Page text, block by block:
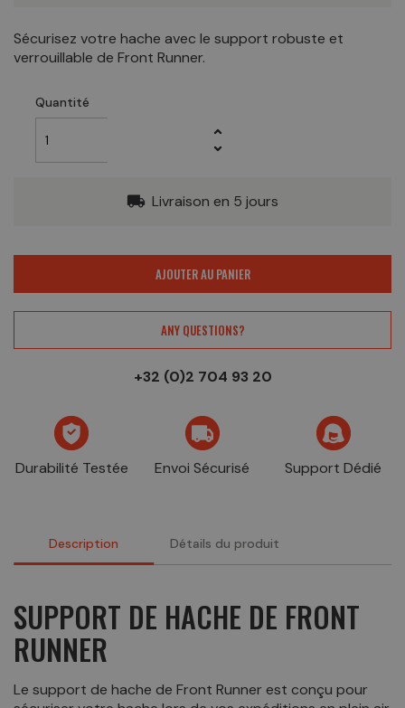
Sécurisez votre hache avec le support robuste et
verrouillable de Front Runner.
Quantité
local_shipping Livraison en 5 jours
AJOUTER AU PANIER
ANY QUESTIONS?
+32 (0)2 704 93 20
Durabilité Testée Envoi Sécurisé Support Dédié
Description Détails du produit
SUPPORT DE HACHE DE FRONT
RUNNER
Le support de hache de Front Runner est conçu pour